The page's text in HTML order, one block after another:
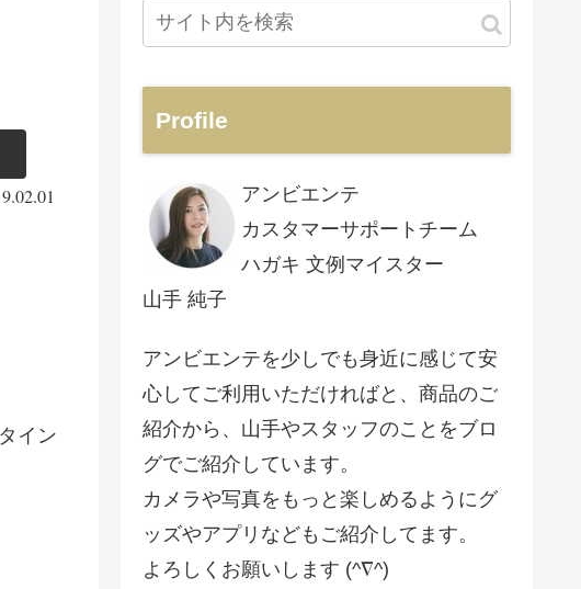
イン
Profile
アンビエンテ
カスタマーサポートチーム
ハガキ 文例マイスター
山手 純子
アンビエンテを少しでも身近に感じて安
心してご利用いただければと、商品のご
紹介から、山手やスタッフのことをブロ
グでご紹介しています。
カメラや写真をもっと楽しめるようにグ
ッズやアプリなどもご紹介してます。
よろしくお願いします (^∇^)